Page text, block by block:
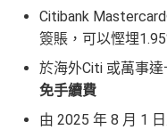
Citibank
簽賬，可以慳埋
於海外Citi 或萬事
免手續費
由 2025 年 8 月 1